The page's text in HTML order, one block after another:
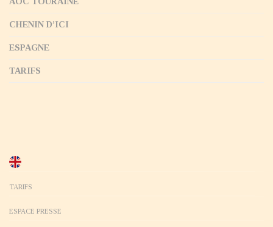
CHENIN D’ICI
ESPAGNE
TARIFS
TARIFS
ESPACE PRESSE